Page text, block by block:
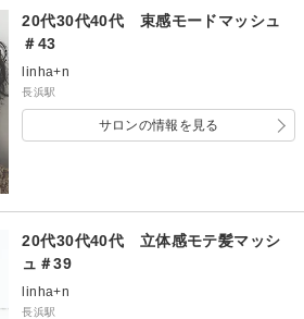
20代30代40代 束感モードマッシュ
＃43
linha+n
長浜駅
サロンの情報を見る
20代30代40代 立体感モテ髪マッシ
ュ＃39
linha+n
長浜駅